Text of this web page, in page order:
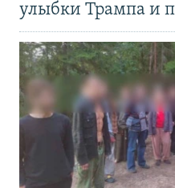
улыбки Трампа и